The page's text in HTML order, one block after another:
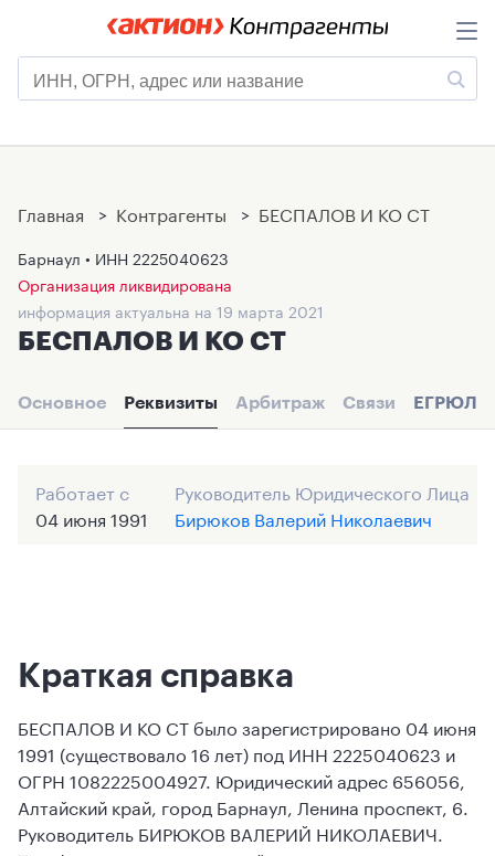
Главная > Контрагенты > БЕСПАЛОВ И КО СТ
Барнаул • ИНН 2225040623
Организация ликвидирована
информация актуальна на 19 марта 2021
БЕСПАЛОВ И КО СТ
Основное Реквизиты Арбитраж Связи ЕГРЮЛ
Работает с
04 июня 1991
Руководитель Юридического Лица
Бирюков Валерий Николаевич
Краткая справка
БЕСПАЛОВ И КО СТ было зарегистрировано 04 июня
1991 (существовало 16 лет) под ИНН 2225040623 и
ОГРН 1082225004927. Юридический адрес 656056,
Алтайский край, город Барнаул, Ленина проспект, 6.
Руководитель БИРЮКОВ ВАЛЕРИЙ НИКОЛАЕВИЧ.